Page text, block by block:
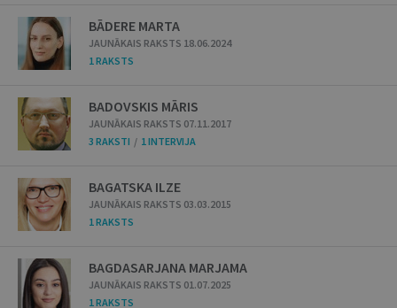
BĀDERE MARTA
JAUNĀKAIS RAKSTS 18.06.2024
1 RAKSTS
BADOVSKIS MĀRIS
JAUNĀKAIS RAKSTS 07.11.2017
3 RAKSTI / 1 INTERVIJA
BAGATSKA ILZE
JAUNĀKAIS RAKSTS 03.03.2015
1 RAKSTS
BAGDASARJANA MARJAMA
JAUNĀKAIS RAKSTS 01.07.2025
1 RAKSTS